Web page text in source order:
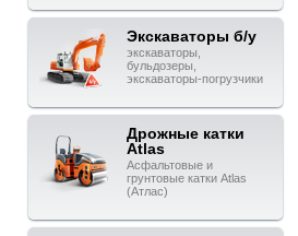
Экскаваторы б/у
экскаваторы,
бульдозеры,
экскаваторы-погрузчики
Дрожные катки
Atlas
Асфальтовые и
грунтовые катки Atlas
(Атлас)